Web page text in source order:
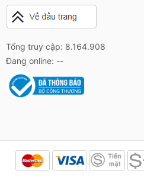
Tổng truy cập: 8.164.908
Đang online: --